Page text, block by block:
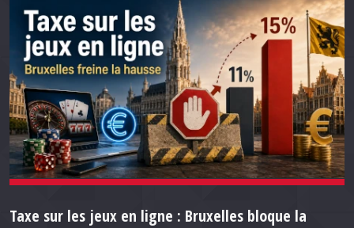
Taxe sur les jeux en ligne : Bruxelles bloque la